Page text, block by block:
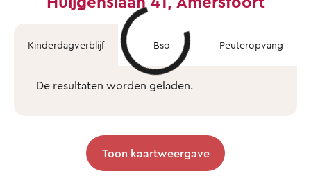
Kinderdagverblijf Bso Peuteropvang
De resultaten worden geladen.
Toon kaartweergave